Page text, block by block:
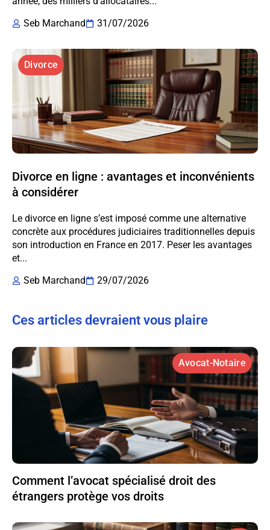
Seb Marchand
31/07/2026
Divorce
Divorce en ligne : avantages et inconvénients
à considérer
Le divorce en ligne s’est imposé comme une alternative
concrète aux procédures judiciaires traditionnelles depuis
son introduction en France en 2017. Peser les avantages
et...
Seb Marchand
29/07/2026
Ces articles devraient vous plaire
Avocat-Notaire
Comment l’avocat spécialisé droit des
étrangers protège vos droits